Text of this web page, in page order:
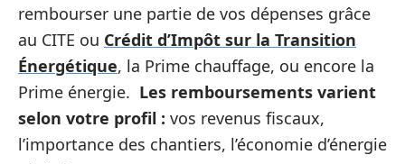
rembourser une partie de vos dépenses grâce
au CITE ou Crédit d’Impôt sur la Transition
Énergétique, la Prime chauffage, ou encore la
Prime énergie. Les remboursements varient
selon votre profil : vos revenus fiscaux,
l’importance des chantiers, l’économie d’énergie